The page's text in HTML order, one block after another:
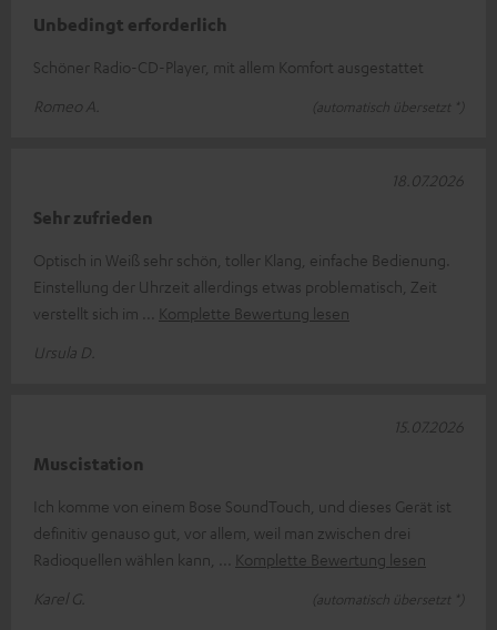
Unbedingt erforderlich
Schöner Radio-CD-Player, mit allem Komfort ausgestattet
Romeo A.
(automatisch übersetzt *)
Sehr zufrieden
Optisch in Weiß sehr schön, toller Klang, einfache Bedienung.
Einstellung der Uhrzeit allerdings etwas problematisch, Zeit
verstellt sich im
Komplette Bewertung lesen
Ursula D.
18.07.2026
Muscistation
Ich komme von einem Bose SoundTouch, und dieses Gerät ist
definitiv genauso gut, vor allem, weil man zwischen drei
Radioquellen wählen kann,
Komplette Bewertung lesen
Karel G.
(automatisch übersetzt *)
15.07.2026